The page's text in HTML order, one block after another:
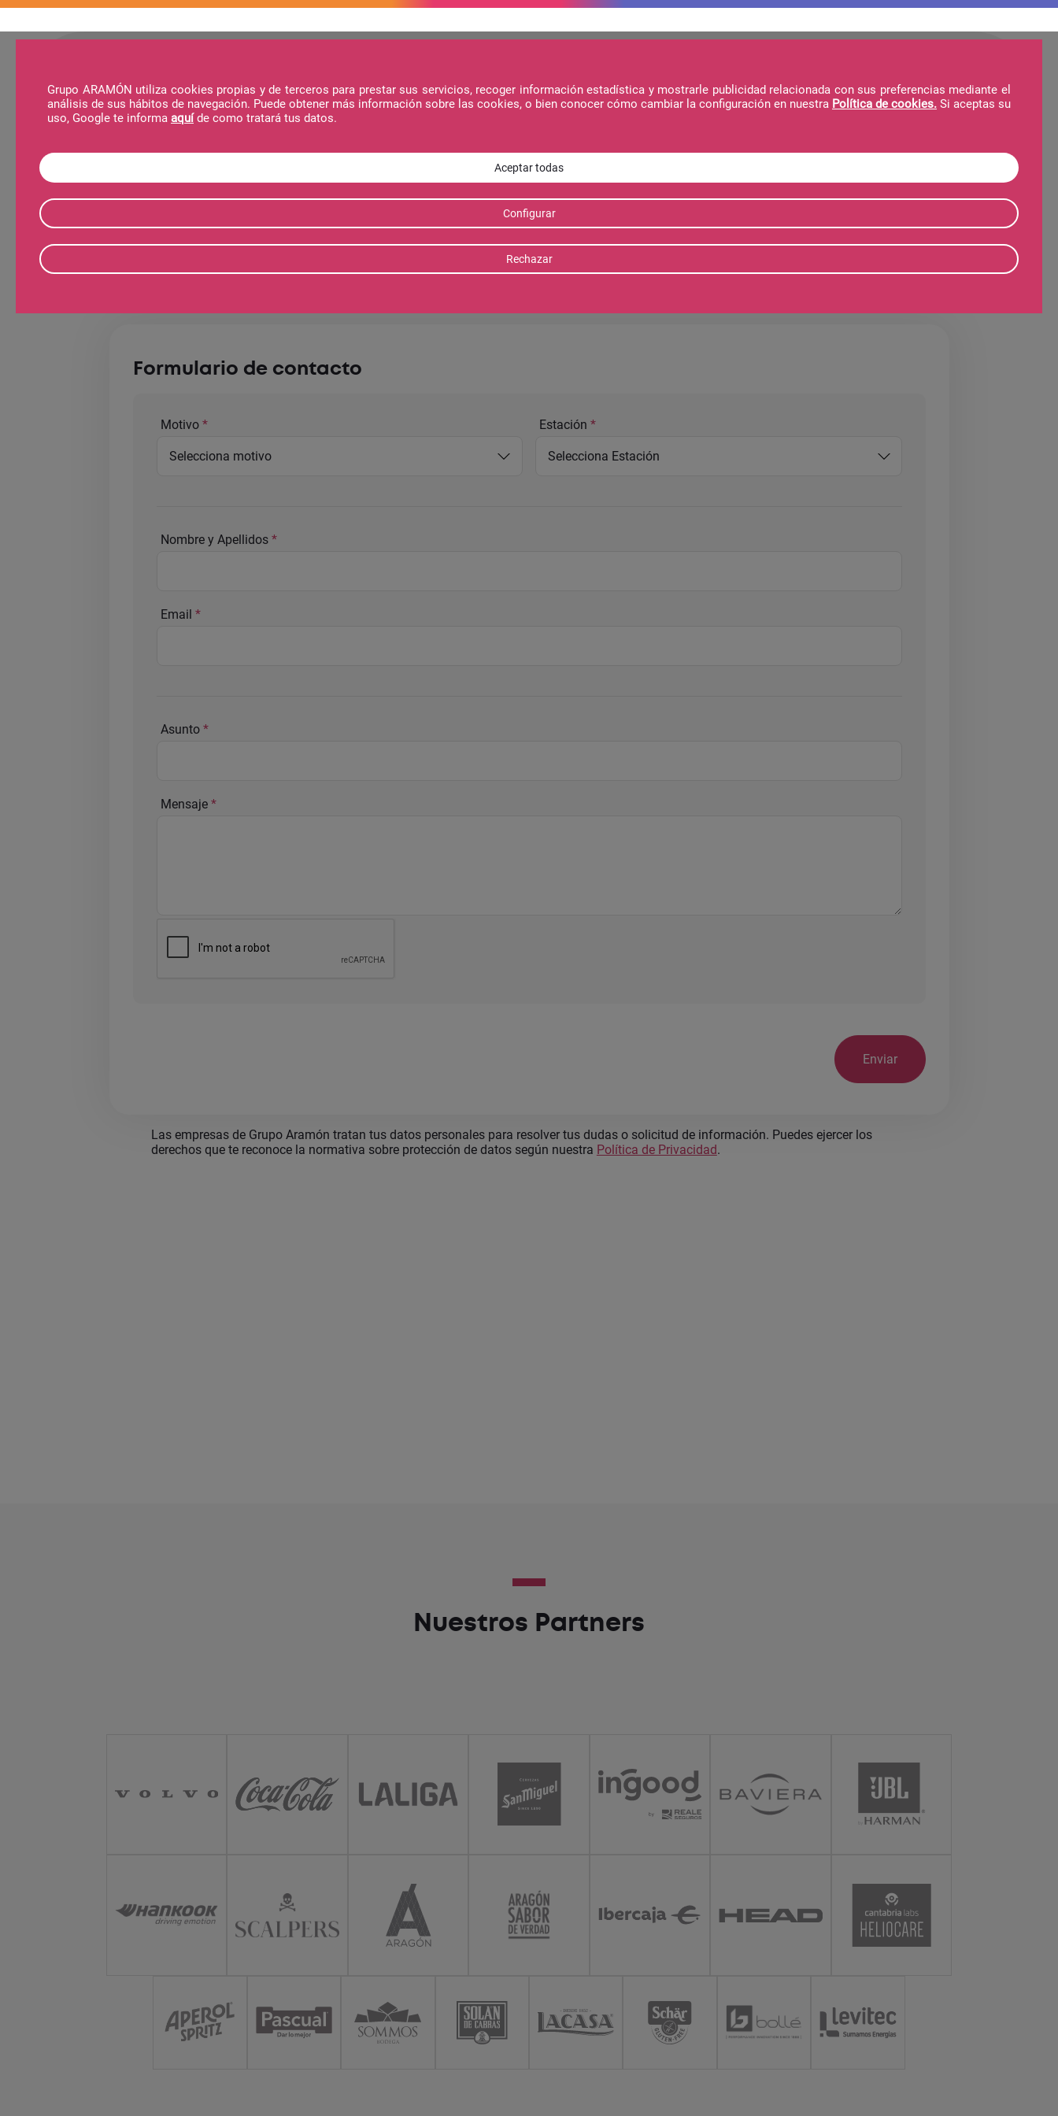
Grupo ARAMÓN utiliza cookies propias y de terceros para prestar sus servicios, recoger información estadística y mostrarle publicidad relacionada con sus preferencias mediante el
análisis de sus hábitos de navegación. Puede obtener más información sobre las cookies, o bien conocer cómo cambiar la configuración en nuestra Política de cookies. Si aceptas su
uso, Google te informa aquíde como tratará tus datos.
Destinos Actividades Viajes Aramón
Contacto
Formulario de contacto
Motivo Estación
Nombre y Apellidos
Email
Asunto
Mensaje
Enviar
Las empresas de Grupo Aramón tratan tus datos personales para resolver tus dudas o solicitud de información. Puedes ejercer los
derechos que te reconoce la normativa sobre protección de datos según nuestra Política de Privacidad.
Nuestros Partners